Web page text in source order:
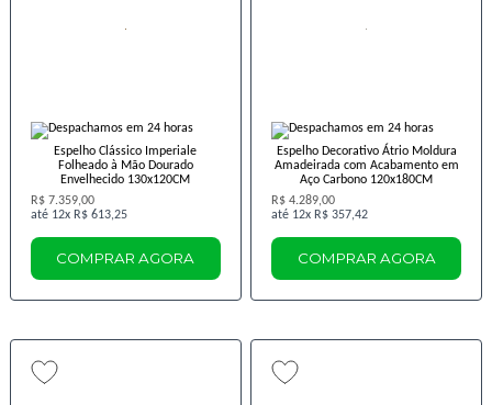
Espelho Clássico Imperiale
Folheado à Mão Dourado
Envelhecido 130x120CM
R$ 7.359,00
12x R$ 613,25
COMPRAR AGORA
Espelho Decorativo Átrio Moldura
Amadeirada com Acabamento em
Aço Carbono 120x180CM
R$ 4.289,00
12x R$ 357,42
COMPRAR AGORA